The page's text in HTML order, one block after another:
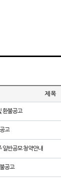
제 목
환불공고
고
일반공모 청약안내
공고